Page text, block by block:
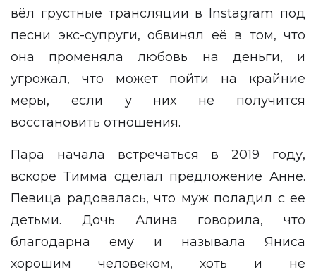
вёл грустные трансляции в Instagram под
песни экс-супруги, обвинял её в том, что
она променяла любовь на деньги, и
угрожал, что может пойти на крайние
меры, если у них не получится
восстановить отношения.
Пара начала встречаться в 2019 году,
вскоре Тимма сделал предложение Анне.
Певица радовалась, что муж поладил с ее
детьми. Дочь Алина говорила, что
благодарна ему и называла Яниса
хорошим человеком, хоть и не